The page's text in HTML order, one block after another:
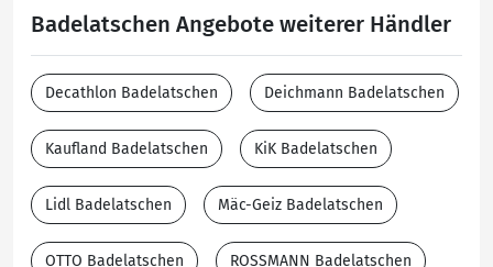
Badelatschen Angebote weiterer Händler
Decathlon Badelatschen Deichmann Badelatschen
Kaufland Badelatschen KiK Badelatschen
Lidl Badelatschen Mäc-Geiz Badelatschen
OTTO Badelatschen ROSSMANN Badelatschen